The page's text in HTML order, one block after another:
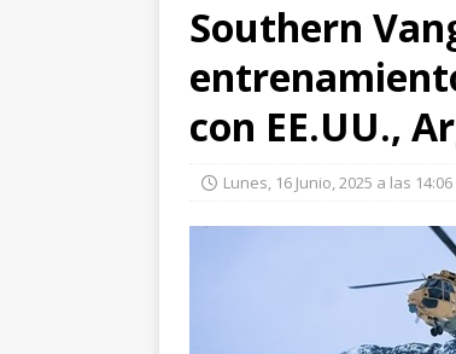
Southern
con EE.UU.,
Lunes, 16 Junio, 2025 a las 14:06